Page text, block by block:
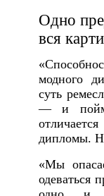
Одно
вся
модного
суть
— и
дипломы.
«Мы
одеваться